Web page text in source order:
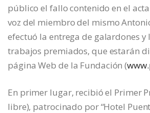
público el fallo contenido en el
voz del miembro del mismo
efectuó la entrega de galardones y
trabajos premiados, que estarán
página Web de la Fundación (
En primer lugar, recibió el Primer
libre), patrocinado por “Hotel